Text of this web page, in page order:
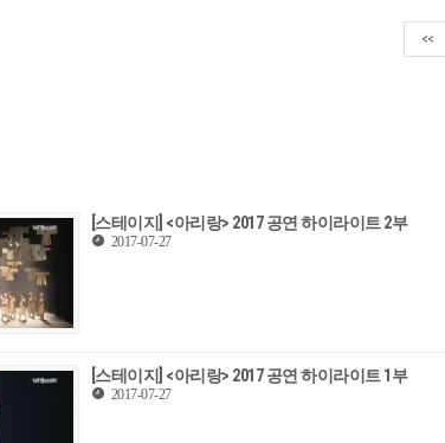
<<
[스테이지] <아리랑> 2017 공연 하이라이트 2부
2017-07-27
[스테이지] <아리랑> 2017 공연 하이라이트 1부
2017-07-27